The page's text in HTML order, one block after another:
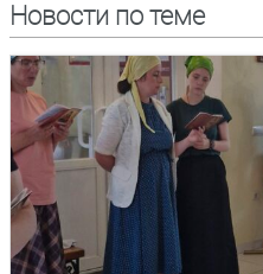
Новости по теме